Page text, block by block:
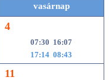
vasárnap
4
07:30 16:07
17:14 08:43
11